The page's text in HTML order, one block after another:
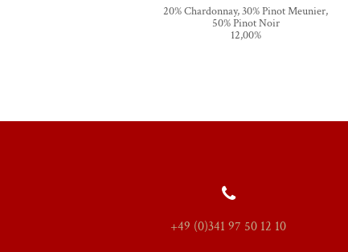
20% Chardonnay, 30% Pinot Meunier,
50% Pinot Noir
12,00%
+49 (0)341 97 50 12 10